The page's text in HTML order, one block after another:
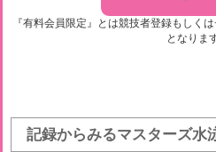
『有料会員限定』とは競技者登録もしく
となりま
記録からみるマスターズ